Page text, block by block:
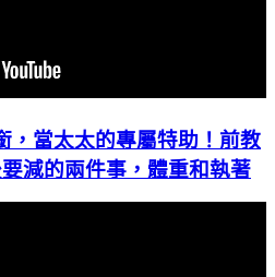
，當太太的專屬特助！前教
減的兩件事，體重和執著